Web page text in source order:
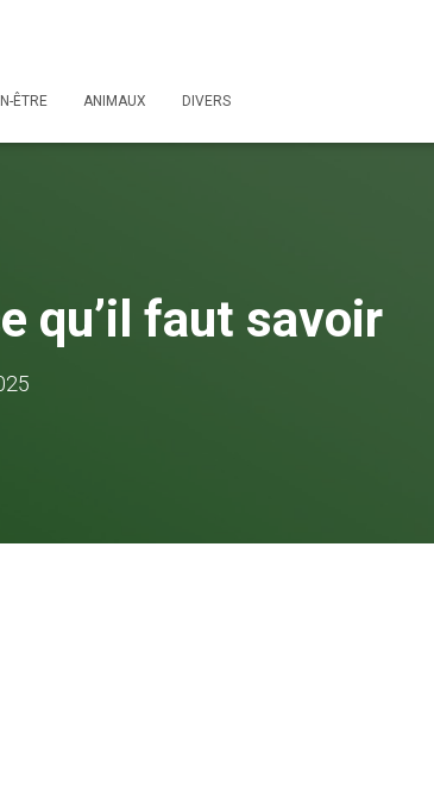
ÊTRE ANIMAUX DIVERS
qu’il faut savoir